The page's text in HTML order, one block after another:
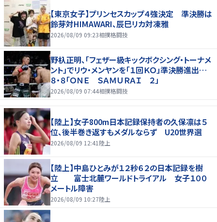
【東京女子】プリンセスカップ４強決定 準決勝は
鈴芽対HIMAWARI、辰巳リカ対凍雅
2026/08/09 09:23相撲格闘技
野杁正明、「フェザー級キックボクシング・トーナメ
ント」でリウ・メンヤンを「１回ＫＯ」準決勝進出…
８・８「ＯＮＥ ＳＡＭＵＲＡＩ ２」
2026/08/09 07:44相撲格闘技
【陸上】女子800m日本記録保持者の久保凛は５
位、後半巻き返すもメダルならず U20世界選
2026/08/09 12:41 陸上
【陸上】中島ひとみが１２秒６２の日本記録を樹
立 富士北麓ワールドトライアル 女子１００
メートル障害
2026/08/09 10:27陸上